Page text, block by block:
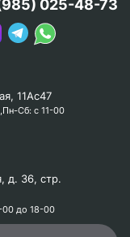
11Ас47
Сб: с 11-00
д. 36, стр.
00 до 18-00
025-48-73